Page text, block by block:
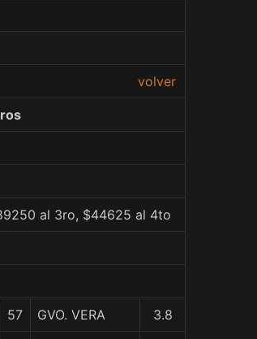
volver
al 3ro, $44625 al 4to
57 GVO. VERA 3.8